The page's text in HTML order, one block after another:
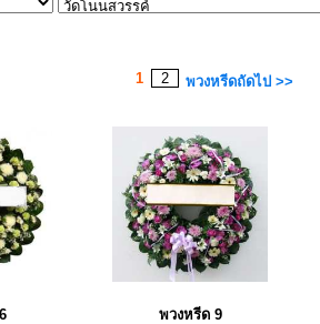
1 2 พวงหรีดถัดไป >>
พวงหรีด 9